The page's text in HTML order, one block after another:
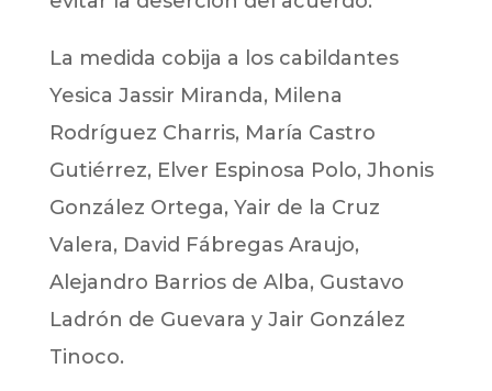
La medida cobija a los cabildantes
Yesica Jassir Miranda, Milena
Rodríguez Charris, María Castro
Gutiérrez, Elver Espinosa Polo, Jhonis
González Ortega, Yair de la Cruz
Valera, David Fábregas Araujo,
Alejandro Barrios de Alba, Gustavo
Ladrón de Guevara y Jair González
Tinoco.